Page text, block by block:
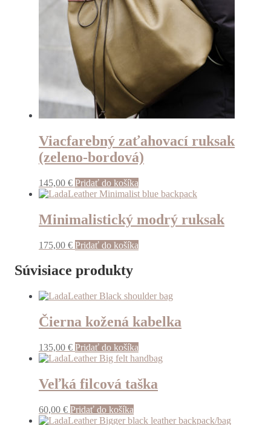
Viacfarebný zaťahovací ruksak
(zeleno-bordová)
145,00 € Pridať do košíka
Minimalistický modrý ruksak
175,00 € Pridať do košíka
Súvisiace produkty
Čierna kožená kabelka
135,00 € Pridať do košíka
Veľká filcová taška
60,00 € Pridať do košíka